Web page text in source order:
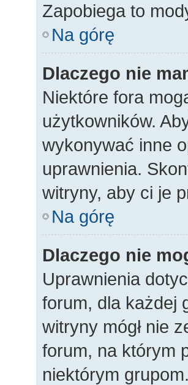
Zapobiega to
Na górę
Dlaczego nie
Niektóre fora
użytkowników.
wykonywać inne
uprawnienia.
witryny, aby ci je
Na górę
Dlaczego nie
Uprawnienia
forum, dla każdej
witryny mógł nie
forum, na którym
niektórym